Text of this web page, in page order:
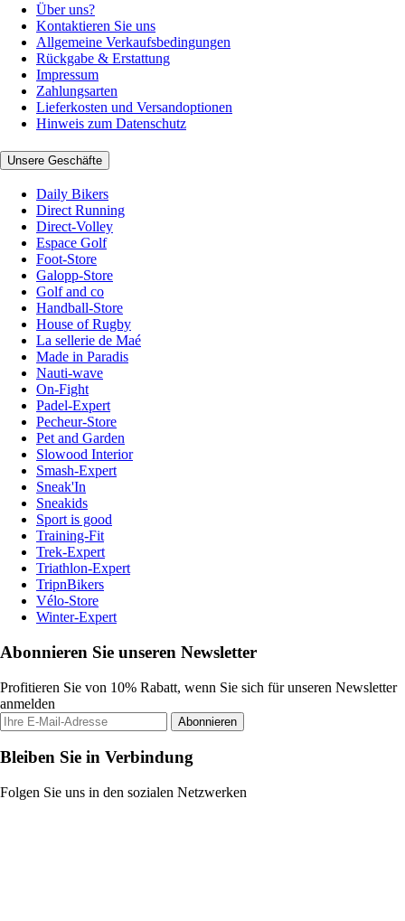
Über uns?
Kontaktieren Sie uns
Allgemeine Verkaufsbedingungen
Rückgabe & Erstattung
Impressum
Zahlungsarten
Lieferkosten und Versandoptionen
Hinweis zum Datenschutz
Unsere Geschäfte
Daily Bikers
Direct Running
Direct-Volley
Espace Golf
Foot-Store
Galopp-Store
Golf and co
Handball-Store
House of Rugby
La sellerie de Maé
Made in Paradis
Nauti-wave
On-Fight
Padel-Expert
Pecheur-Store
Pet and Garden
Slowood Interior
Smash-Expert
Sneak'In
Sneakids
Sport is good
Training-Fit
Trek-Expert
Triathlon-Expert
TripnBikers
Vélo-Store
Winter-Expert
Abonnieren Sie unseren Newsletter
Profitieren Sie von 10% Rabatt, wenn Sie sich für unseren Newsletter
anmelden
Abonnieren
Bleiben Sie in Verbindung
Folgen Sie uns in den sozialen Netzwerken